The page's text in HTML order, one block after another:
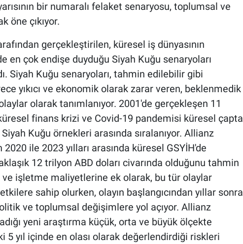
bir numaralı felaket senaryosu, toplumsal ve
öne çıkıyor.
gerçekleştirilen, küresel iş dünyasının
en çok endişe duyduğu Siyah Kuğu senaryoları
Siyah Kuğu senaryoları, tahmin edilebilir gibi
yıkıcı ve ekonomik olarak zarar veren, beklenmedik
olarak tanımlanıyor. 2001'de gerçekleşen 11
küresel finans krizi ve Covid-19 pandemisi küresel çapta
Kuğu örnekleri arasında sıralanıyor. Allianz
ile 2023 yılları arasında küresel GSYİH'de
12 trilyon ABD doları civarında olduğunu tahmin
ve işletme maliyetlerine ek olarak, bu tür olaylar
sahip olurken, olayın başlangıcından yıllar sonra
ve toplumsal değişimlere yol açıyor. Allianz
yeni araştırma küçük, orta ve büyük ölçekte
5 yıl içinde en olası olarak değerlendirdiği riskleri